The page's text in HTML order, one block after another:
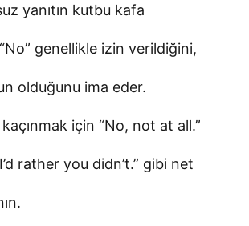
yanıtın kutbu kafa
genellikle izin verildiğini,
olduğunu ima eder.
için “No, not at all.”
rather you didn’t.” gibi net